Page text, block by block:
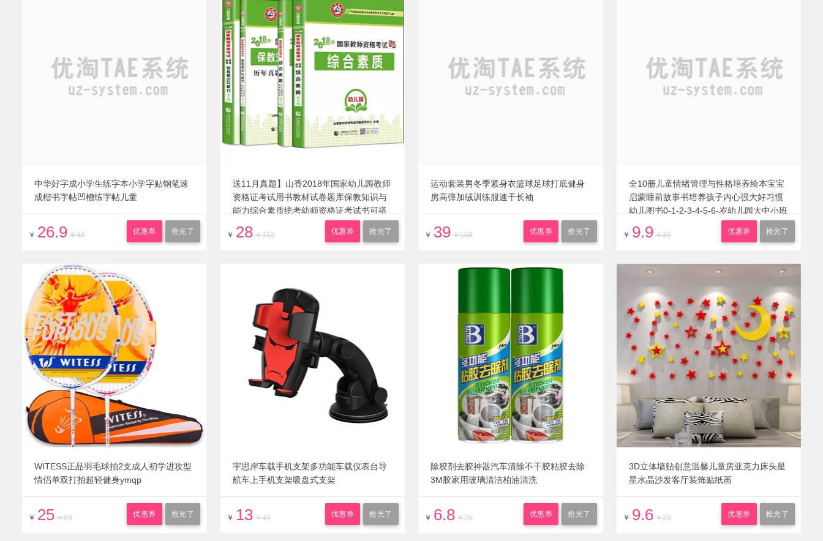
中华好字成小学生练字本小学字贴钢笔速
成楷书字帖凹槽练字帖儿童
抢光了
优惠券
￥ 26.9 ￥48
送11月真题】山香2018年国家幼儿园教师
资格证考试用书教材试卷题库保教知识与
能力综合素质统考幼师资格证考试书可搭
抢光了
优惠券
￥ 28 ￥152
运动套装男冬季紧身衣篮球足球打底健身
房高弹加绒训练服速干长袖
抢光了
优惠券
￥ 39 ￥168
全10册儿童情绪管理与性格培养绘本宝宝
启蒙睡前故事书培养孩子内心强大好习惯
幼儿图书0-1-2-3-4-5-6-岁幼儿园大中小班
抢光了
优惠券
￥ 9.9 ￥39
WITESS正品羽毛球拍2支成人初学进攻型
情侣单双打拍超轻健身ymqp
抢光了
优惠券
￥ 25 ￥99
宇思岸车载手机支架多功能车载仪表台导
航车上手机支架吸盘式支架
抢光了
优惠券
￥ 13 ￥49
除胶剂去胶神器汽车清除不干胶粘胶去除
3M胶家用玻璃清洁柏油清洗
抢光了
优惠券
￥ 6.8 ￥25
3D立体墙贴创意温馨儿童房亚克力床头星
星水晶沙发客厅装饰贴纸画
抢光了
优惠券
￥ 9.6 ￥29